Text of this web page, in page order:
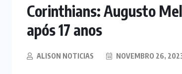
Corinthians: Augusto
após 17 anos
ALISON NOTICIAS NOVEMBRO 26,